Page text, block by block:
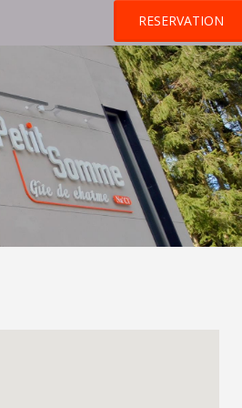
RESERVATION